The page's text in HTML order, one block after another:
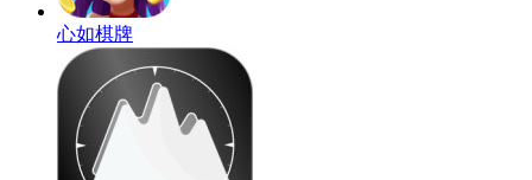
心如棋牌